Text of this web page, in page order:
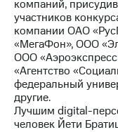
компаний,
участников
компании ОАО
«МегаФон», ООО
ООО
«Агентство
федеральный
другие.
Лучшим digital-
человек Йети